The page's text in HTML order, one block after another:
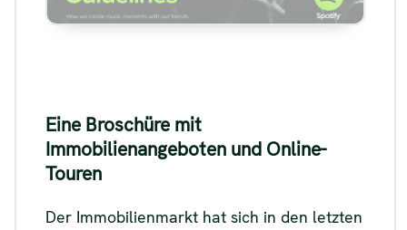
Eine Broschüre mit
Immobilienangeboten und Online-
Touren
Der Immobilienmarkt hat sich in den letzten